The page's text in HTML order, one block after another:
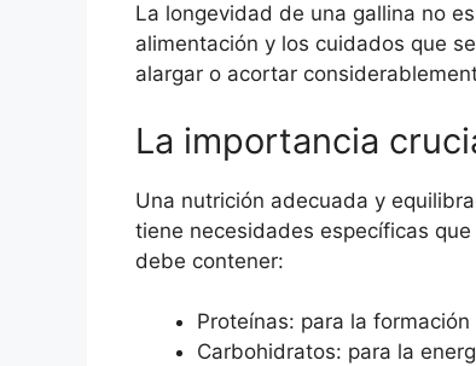
La longevidad de una gallina no
alimentación y los cuidados que
alargar o acortar
La importancia
Una nutrición adecuada y
tiene necesidades específicas
debe contener:
Proteínas: para la
Carbohidratos: para la